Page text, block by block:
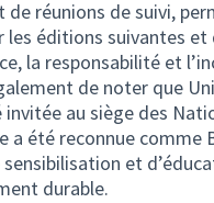
de réunions de suivi,
les éditions suivantes
la responsabilité et
de noter que
invitée au siège des
a été reconnue comme
et
durable.